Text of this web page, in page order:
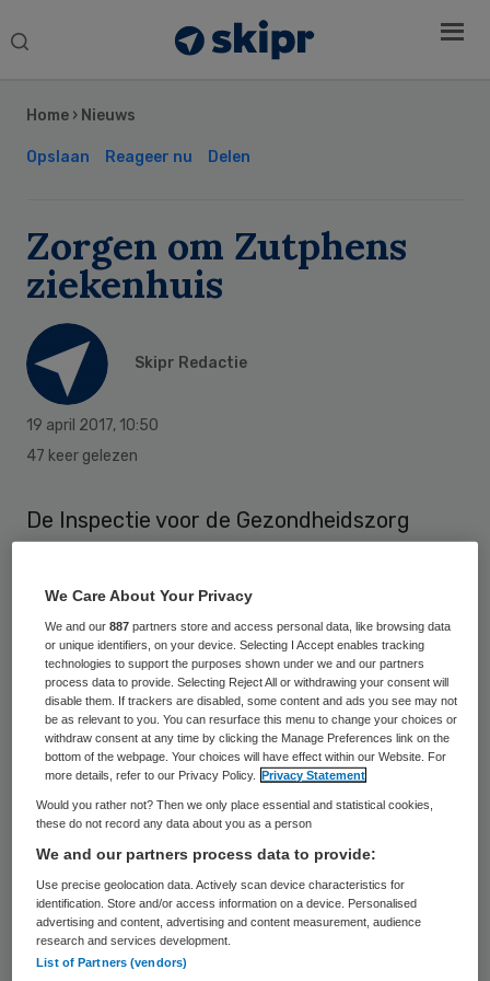
Search
Home › Nieuws
Opslaan Reageer nu Delen
Zorgen om Zutphens
ziekenhuis
Skipr Redactie
19 april 2017, 10:50
47 keer gelezen
De Inspectie voor de Gezondheidszorg
afdeling van de Gelre Ziekenhuizen. De raad
van bestuur van Gelre moet binnen een
maand precies opschrijven welke zorg het
ziekenhuis in Zutphen kan leveren. In dat
plan moet ook staan hoe men daarover
communiceert met vooral patiënten,
huisartsen en ambulancedienst.
De raad van bestuur heeft besloten in
Zutphen de afdeling intensive care af te
schalen tot high care, maar de IGZ vraagt
zich af of er dan nog wel voldoende zorg is.
“De inspectie vond dat het bestuur
Sidebar
We Care About Your Privacy
We and our887 partners store and access personal data, like browsing data
or unique identifiers, on your device. Selecting I Accept enables tracking
technologies to support the purposes shown under we and our partners
process data to provide. Selecting Reject All or withdrawing your consent will
disable them. If trackers are disabled, some content and ads you see may not
be as relevant to you. You can resurface this menu to change your choices or
withdraw consent at any time by clicking the Manage Preferences link on the
bottom of the webpage. Your choices will have effect within our Website. For
more details, refer to our Privacy Policy.
Privacy Statement
Would you rather not? Then we only place essential and statistical cookies,
these do not record any data about you as a person
We and our partners process data to provide:
Use precise geolocation data. Actively scan device characteristics for
identification. Store and/or access information on a device. Personalised
advertising and content, advertising and content measurement, audience
research and services development.
List of Partners (vendors)